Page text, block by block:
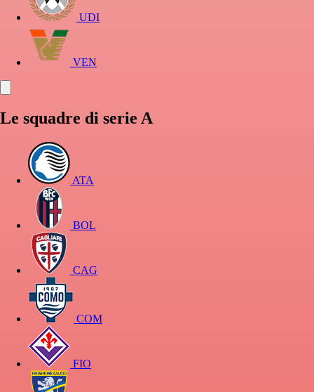
UDI
VEN
Le squadre di serie A
ATA
BOL
CAG
COM
FIO